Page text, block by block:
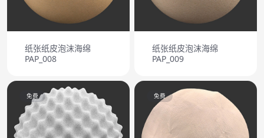
纸张纸皮泡沫海绵
PAP_008
纸张纸皮泡沫海绵
PAP_009
免费 免费